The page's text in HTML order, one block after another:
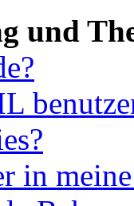
und
in